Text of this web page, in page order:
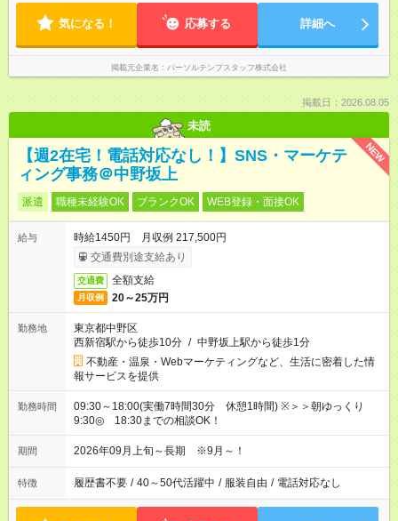
気になる！ 応募する 詳細へ
掲載元企業名 パーソルテンプスタッフ株式会社
掲載日：2026.08.05
未読
NEW
【週2在宅！電話対応なし！】SNS・マーケテ
ィング事務＠中野坂上
派遣 職種未経験OK ブランクOK WEB登録・面接OK
給与
時給1450円 月収例 217,500円
交通費別途支給あり
交通費 全額支給
月収例 20～25万円
勤務地
東京都中野区
西新宿駅から徒歩10分 / 中野坂上駅から徒歩1分
不動産・温泉・Webマーケティングなど、生活に密着した情
報サービスを提供
勤務時間
09:30～18:00(実働7時間30分 休憩1時間) ※＞＞朝ゆっくり
9:30◎ 18:30までの相談OK！
期間 2026年09月上旬～長期 ※9月～！
特徴 履歴書不要 / 40～50代活躍中 / 服装自由 / 電話対応なし